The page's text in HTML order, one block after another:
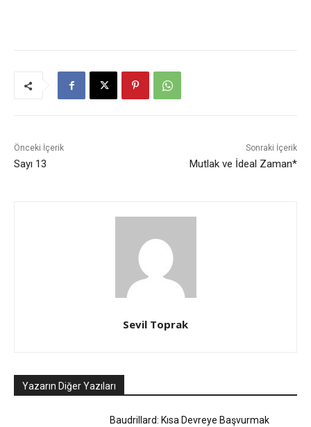
Önceki İçerik
Sayı 13
Sonraki İçerik
Mutlak ve İdeal Zaman*
Sevil Toprak
Yazarın Diğer Yazıları
Baudrillard: Kısa Devreye Başvurmak